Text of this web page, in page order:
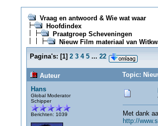
Vraag en antwoord & Wie wat waar
Hoofdindex
Praatgroep Scheveningen
Nieuw Film materiaal van
Pagina's: [1] 2 3 4 5 ... 22
Auteur
Topic:
Hans
Global Moderator
Schipper
Berichten: 1039 Met dank
http://